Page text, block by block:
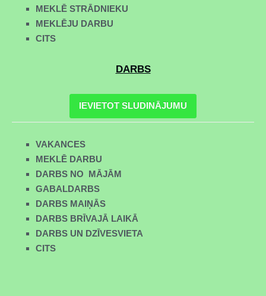
MEKLĒ STRĀDNIEKU
MEKLĒJU DARBU
CITS
DARBS
IEVIETOT SLUDINĀJUMU
VAKANCES
MEKLĒ DARBU
DARBS NO MĀJĀM
GABALDARBS
DARBS MAIŅĀS
DARBS BRĪVAJĀ LAIKĀ
DARBS UN DZĪVESVIETA
CITS